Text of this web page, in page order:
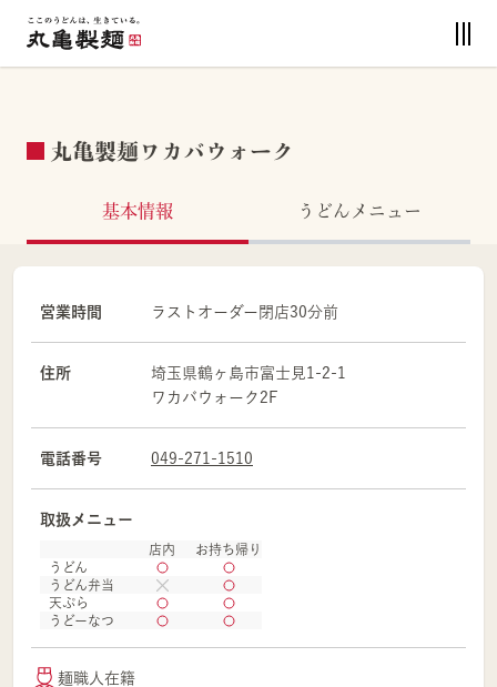
丸亀製麺ワカバウォーク
基本情報 うどんメニュー
営業時間 ラストオーダー閉店30分前
住所 埼玉県鶴ヶ島市富士見1-2-1
ワカバウォーク2F
電話番号 049-271-1510
取扱メニュー
店内
お持ち帰り
うどん
うどん弁当
天ぷら
うどーなつ
麺職人在籍